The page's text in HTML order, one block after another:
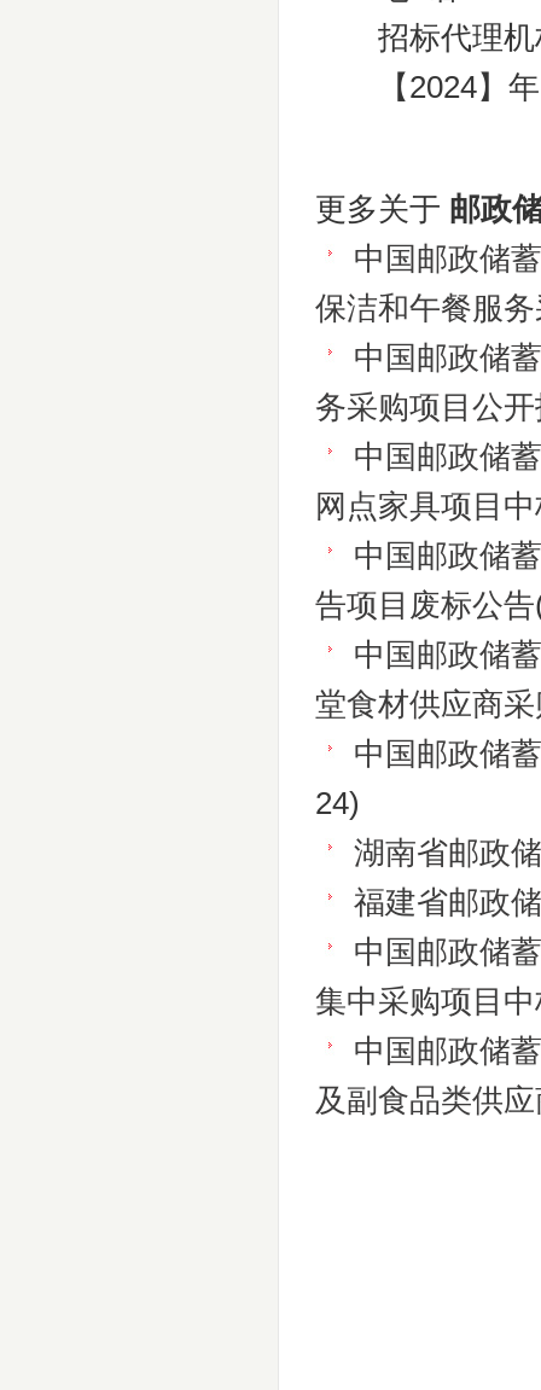
招标代理机
【2024】年
更多关于 邮政
中国邮政储
保洁和午餐服
中国邮政储
务采购项目公
中国邮政储
网点家具项目
中国邮政储
告项目废标公告
中国邮政储
堂食材供应商
中国邮政储
24)
湖南省邮政
福建省邮政
中国邮政储
集中采购项目
中国邮政储
及副食品类供